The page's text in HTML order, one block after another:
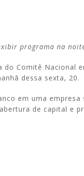
programa na
do Comitê Nacional
dessa sexta, 20.
em uma empresa
de capital e